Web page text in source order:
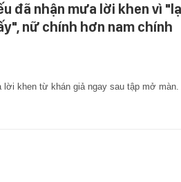
đã nhận mưa lời khen vì "lạ
nữ chính hơn nam chính
lời khen từ khán giả ngay sau tập mở màn.